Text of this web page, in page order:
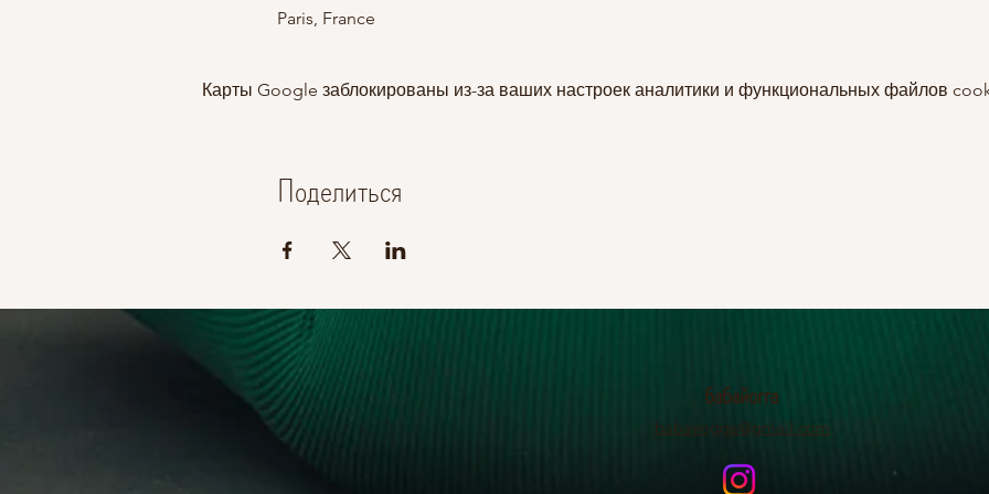
Paris, France
Карты Google заблокированы из-за ваших настроек аналитики и функциональных файлов
Поделиться
бабайогга
babayogga@gmail.com